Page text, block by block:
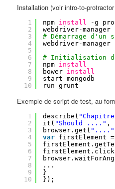
Installation (voir intro-to-
1
2
3
4
5
6
7
8
9
10
npm install
-g
webdriver-manager
# Démarrage d'un
webdriver-
# Initialisation
npm install
bower install
start mongodb
run grunt
Exemple de script de test, au
1
2
3
4
5
6
7
8
9
10
describe(
it( "Should ...." ,
browser.get( "...."
var firstElement
...
}
});